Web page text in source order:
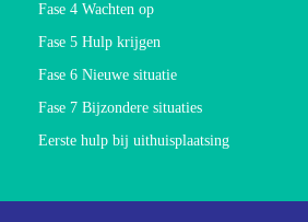
Fase 4 Wachten op
Fase 5 Hulp krijgen
Fase 6 Nieuwe situatie
Fase 7 Bijzondere situaties
Eerste hulp bij uithuisplaatsing